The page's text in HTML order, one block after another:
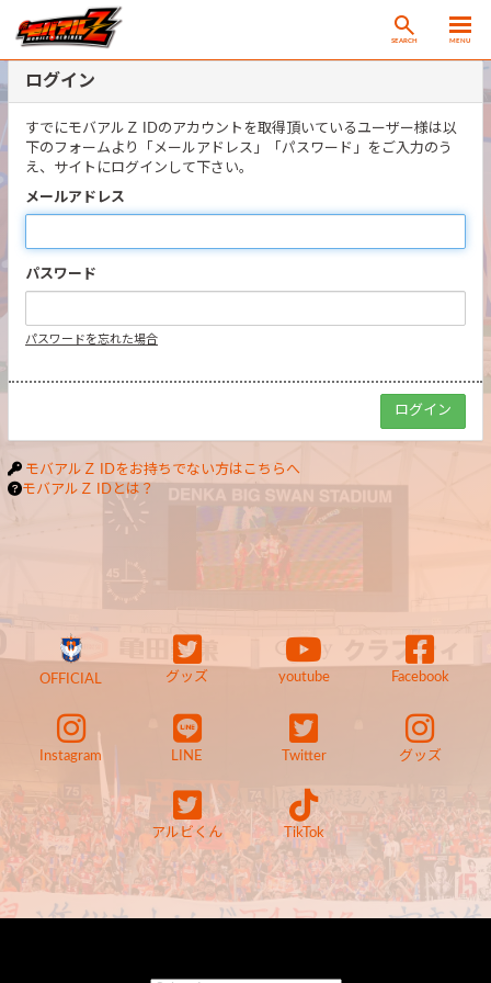
SEARCH MENU
ログイン
すでにモバアルＺ IDのアカウントを取得頂いているユーザー様は以
下のフォームより「メールアドレス」「パスワード」をご入力のう
え、サイトにログインして下さい。
メールアドレス
パスワード
パスワードを忘れた場合
モバアルＺ IDをお持ちでない方はこちらへ
モバアルＺ IDとは？
OFFICIAL グッズ youtube Facebook
Instagram LINE Twitter グッズ
アルビくん TikTok